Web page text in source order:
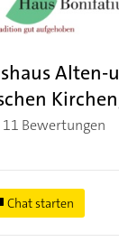
Alten-
11 Bewertungen
Chat starten